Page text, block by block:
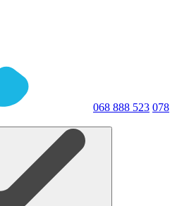
068 888 523 078